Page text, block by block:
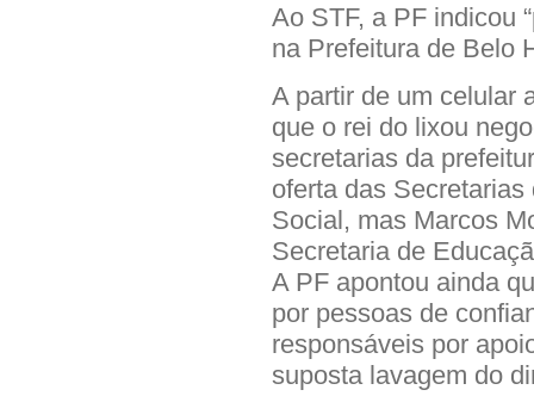
Ao STF, a PF indicou
na Prefeitura de Belo
A partir de um celular
que o rei do lixou
secretarias da
oferta das
Social, mas Marcos
Secretaria de
A PF apontou ainda
por pessoas de
responsáveis por
suposta lavagem do